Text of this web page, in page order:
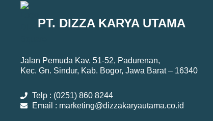
PT. DIZZA KARYA UTAMA
Jalan Pemuda Kav. 51-52, Padurenan,
Kec. Gn. Sindur, Kab. Bogor, Jawa Barat – 16340
Telp : (0251) 860 8244
Email : marketing@dizzakaryautama.co.id